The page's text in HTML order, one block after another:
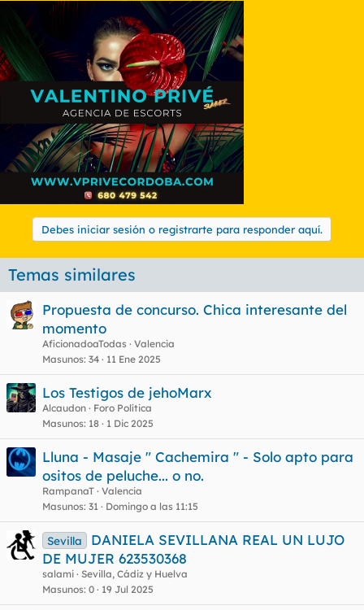
Debes iniciar sesión o registrarte para responder aquí.
Temas similares
Propuesta de concurso. Chica interesante del
momento
AficionadoaTodas Valencia
Masunos 34 11 Ene 2025
Los Testigos de jehoMarx
Alcaudon
Foro Política
Masunos 18 1 Dic 2025
Lluna - Masaje " Cachemira " - Solo apto para
ositos de peluche... o no.
RampanaT Valencia
Masunos 31 Domingo a las 11:15
Sevilla
DANIELA SEVILLANA REAL UN LUJO
DE MUJER 623530368
salami Sevilla, Cádiz y Huelva
Masunos 0 19 Jul 2025